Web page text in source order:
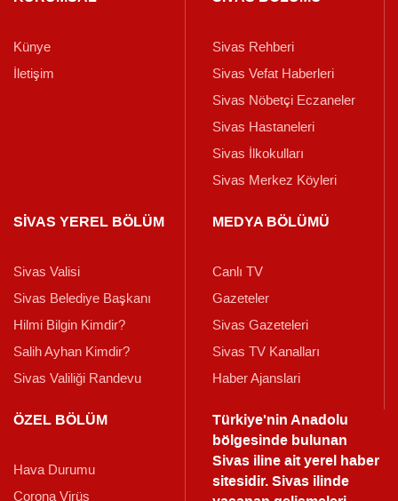
Künye
İletişim
Sivas Rehberi
Sivas Vefat Haberleri
Sivas Nöbetçi Eczaneler
Sivas Hastaneleri
Sivas İlkokulları
Sivas Merkez Köyleri
SİVAS YEREL BÖLÜM
Sivas Valisi
Sivas Belediye Başkanı
Hilmi Bilgin Kimdir?
Salih Ayhan Kimdir?
Sivas Valiliği Randevu
MEDYA BÖLÜMÜ
Canlı TV
Gazeteler
Sivas Gazeteleri
Sivas TV Kanalları
Haber Ajanslari
ÖZEL BÖLÜM
Hava Durumu
Corona Virüs
Türkiye'nin Anadolu
bölgesinde bulunan
Sivas iline ait yerel haber
sitesidir. Sivas ilinde